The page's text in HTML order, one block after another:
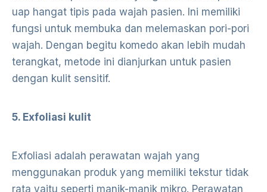
uap hangat tipis pada wajah pasien. Ini memiliki
fungsi untuk membuka dan melemaskan pori-pori
wajah. Dengan begitu komedo akan lebih mudah
terangkat, metode ini dianjurkan untuk pasien
dengan kulit sensitif.
5. Exfoliasi kulit
Exfoliasi adalah perawatan wajah yang
menggunakan produk yang memiliki tekstur tidak
rata yaitu seperti manik-manik mikro. Perawatan